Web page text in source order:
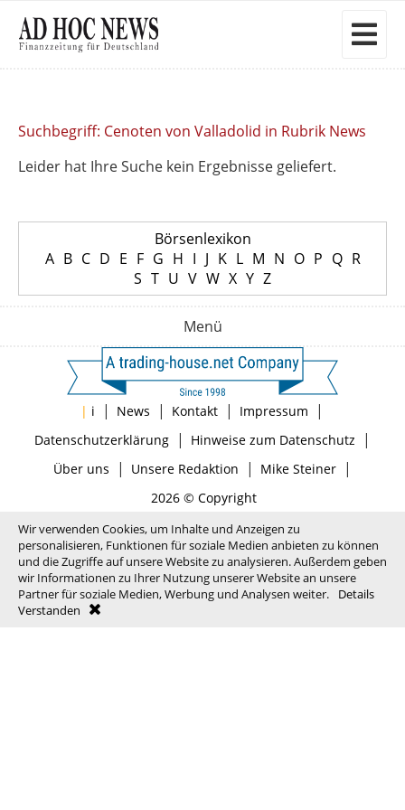
Suchbegriff: Cenoten von Valladolid in Rubrik News
Leider hat Ihre Suche kein Ergebnisse geliefert.
Börsenlexikon
A B C D E F G H I J K L M N O P Q R
S T U V W X Y Z
Menü
| i | News | Kontakt | Impressum |
Datenschutzerklärung| Hinweise zum Datenschutz |
Über uns | Unsere Redaktion | Mike Steiner|
2026 © Copyright
Wir verwenden Cookies, um Inhalte und Anzeigen zu
personalisieren, Funktionen für soziale Medien anbieten zu können
und die Zugriffe auf unsere Website zu analysieren. Außerdem geben
wir Informationen zu Ihrer Nutzung unserer Website an unsere
Partner für soziale Medien, Werbung und Analysen weiter.
Details
Verstanden